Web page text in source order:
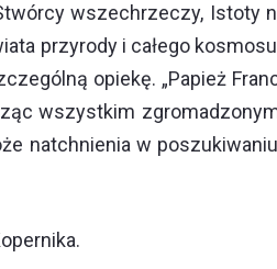
wszechrzeczy,
przyrody i całego
opiekę. „Papież
wszystkim
natchnienia w